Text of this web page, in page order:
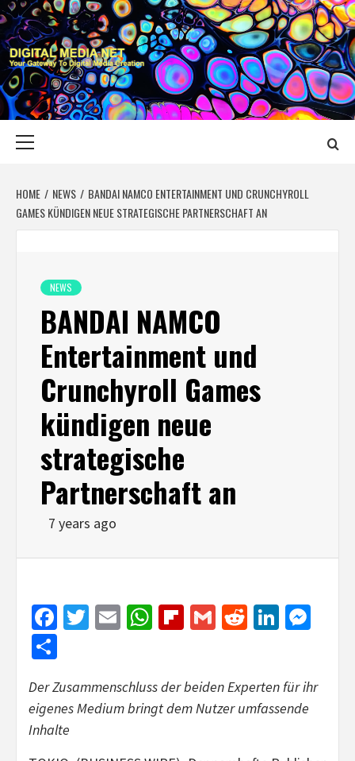
Skip
to
content
DIGITAL MEDIA
YOUR GATEWAY TO DIGITAL MEDIA CREATION
HOME NEWS
BANDAI NAMCO ENTERTAINMENT UND CRUNCHYROLL
GAMES KÜNDIGEN NEUE STRATEGISCHE PARTNERSCHAFT AN
NEWS
BANDAI NAMCO
Entertainment und
Crunchyroll Games
kündigen neue
strategische
Partnerschaft an
7 years ago
Facebook
Twitter
EmailWhatsApp
Flipboard
GmailReddit
Der Zusammenschluss der beiden Experten für ihr
eigenes Medium bringt dem Nutzer umfassende
Inhalte